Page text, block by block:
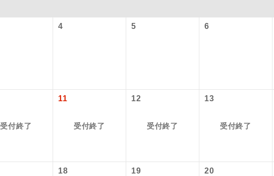
4 5 6
受付終了
11
受付終了
12
受付終了
13
受付終了
18 19 20
アイコン 説明
す。
現地到着空港（駅）から最終日出発空港（駅）